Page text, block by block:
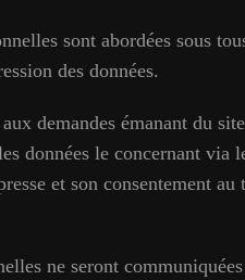
sont abordées sous
des données.
demandes émanant du
données le concernant via
et son consentement au
ne seront